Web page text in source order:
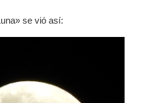
se vió así: